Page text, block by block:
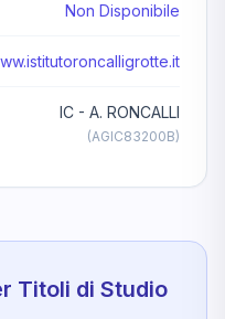
Non Disponibile
IC - A. RONCALLI
(AGIC83200B)
Titoli di Studio